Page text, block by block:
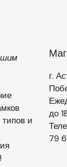
типов и
г.
до
79